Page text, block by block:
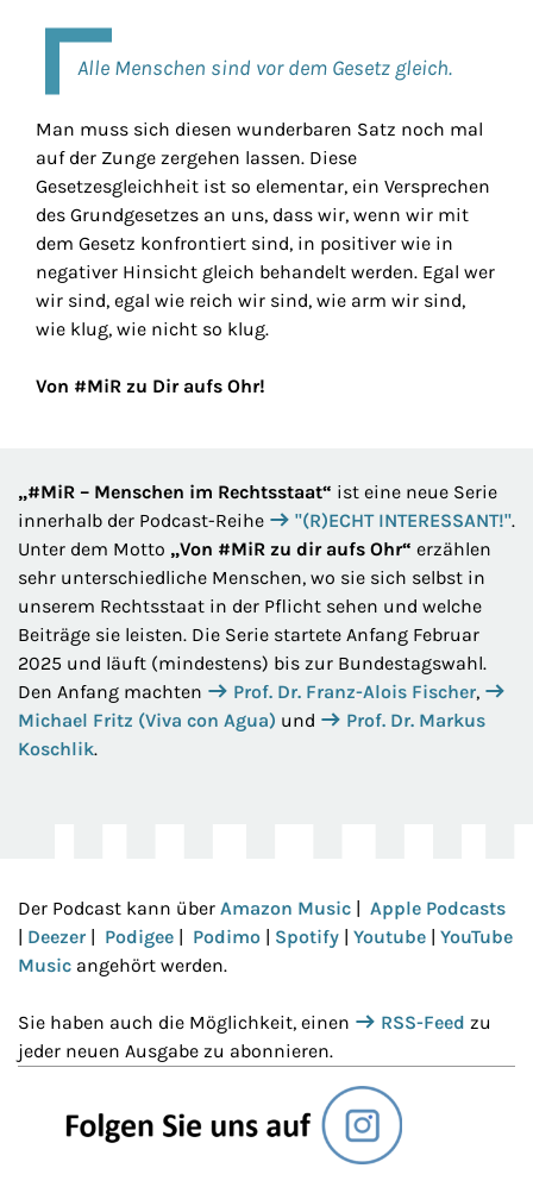
Alle Menschen sind vor dem Gesetz gleich.
Man muss sich diesen wunderbaren Satz noch mal
auf der Zunge zergehen lassen. Diese
Gesetzesgleichheit ist so elementar, ein Versprechen
des Grundgesetzes an uns, dass wir, wenn wir mit
dem Gesetz konfrontiert sind, in positiver wie in
negativer Hinsicht gleich behandelt werden. Egal wer
wir sind, egal wie reich wir sind, wie arm wir sind,
wie klug, wie nicht so klug.
Von #MiR zu Dir aufs Ohr!
„#MiR – Menschen im Rechtsstaat“ ist eine neue Serie
innerhalb der Podcast-Reihe
"(R)ECHT INTERESSANT!".
Unter dem Motto „Von #MiR zu dir aufs Ohr“ erzählen
sehr unterschiedliche Menschen, wo sie sich selbst in
unserem Rechtsstaat in der Pflicht sehen und welche
Beiträge sie leisten. Die Serie startete Anfang Februar
2025 und läuft (mindestens) bis zur Bundestagswahl.
Den Anfang machten
Prof. Dr. Franz-Alois Fischer,
Michael Fritz (Viva con Agua) und
Prof. Dr. Markus
Koschlik.
Der Podcast kann über Amazon Music | Apple Podcasts
| Deezer | Podigee | Podimo | Spotify | Youtube | YouTube
Music angehört werden.
Sie haben auch die Möglichkeit, einen RSS-Feed zu
jeder neuen Ausgabe zu abonnieren.